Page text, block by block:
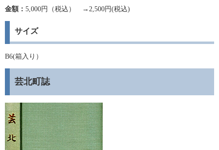
金額： 5,000円（税込） →2,500円(税込)
サイズ
B6(箱入り）
芸北町誌